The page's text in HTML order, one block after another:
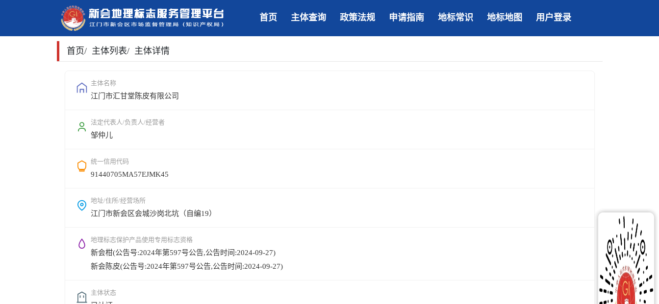
首页 主体查询 政策法规 申请指南 地标常识 地标地图 用户登录
首页/ 主体列表/ 主体详情
主体名称
江门市汇甘堂陈皮有限公司
法定代表人/负责人/经营者
邹仲儿
统一信用代码
91440705MA57EJMK45
地址/住所/经营场所
江门市新会区会城沙岗北坑（自编19）
地理标志保护产品使用专用标志资格
新会柑(公告号:2024年第597号公告,公告时间:2024-09-27)
新会陈皮(公告号:2024年第597号公告,公告时间:2024-09-27)
主体状态